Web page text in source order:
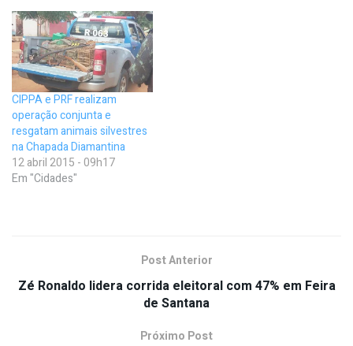
CIPPA e PRF realizam
operação conjunta e
resgatam animais silvestres
na Chapada Diamantina
12 abril 2015 - 09h17
Em "Cidades"
Post Anterior
Zé Ronaldo lidera corrida eleitoral com 47% em Feira
de Santana
Próximo Post